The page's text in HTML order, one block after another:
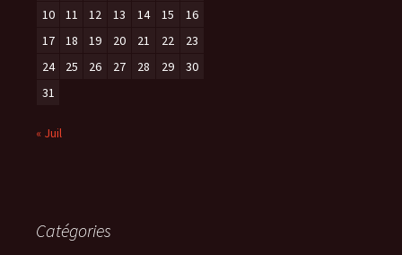
10
11 12 13 14 15
16
17
18 19 20 21 22
23
24
25 26 27 28 29
30
31
« Juil
Catégories